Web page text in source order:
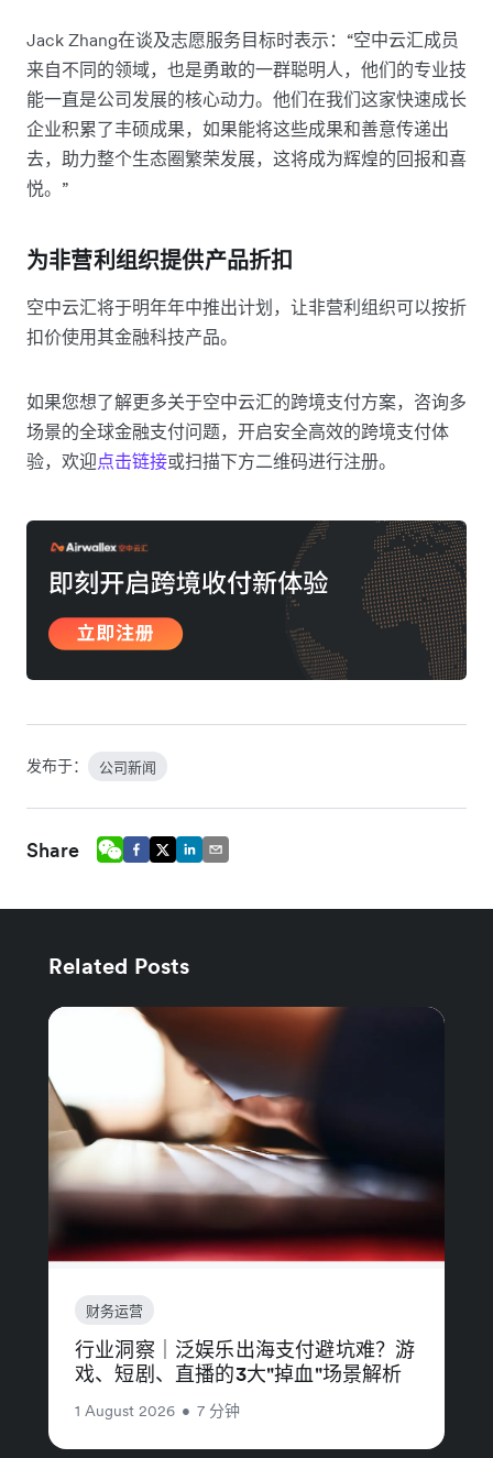
Jack Zhang在谈及志愿服务目标时表示：“空中云汇成员
来自不同的领域，也是勇敢的一群聪明人，他们的专业技
能一直是公司发展的核心动力。他们在我们这家快速成长
企业积累了丰硕成果，如果能将这些成果和善意传递出
去，助力整个生态圈繁荣发展，这将成为辉煌的回报和喜
悦。”
为非营利组织提供产品折扣
空中云汇将于明年年中推出计划，让非营利组织可以按折
扣价使用其金融科技产品。
如果您想了解更多关于空中云汇的跨境支付方案，咨询多
场景的全球金融支付问题，开启安全高效的跨境支付体
验，欢迎点击链接或扫描下方二维码进行注册。
发布于： 公司新闻
Share
Related Posts
财务运营
行业洞察｜泛娱乐出海支付避坑难？游
戏、短剧、直播的3大"掉血"场景解析
1 August 2026 • 7 分钟